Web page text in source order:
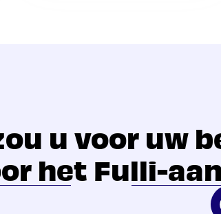
u voor uw
het Fulli-